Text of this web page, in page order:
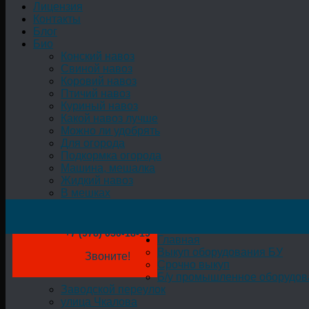
Лицензия
Контакты
Блог
Био
Конский навоз
Свиной навоз
Коровий навоз
Птичий навоз
Куриный навоз
Какой навоз лучше
Можно ли удобрять
Для огорода
Подкормка огорода
Машина, мешалка
Жидкий навоз
В мешках
+7 (978) 050-18-19
Звоните!
Главная
Выкуп оборудования БУ
Срочно выкуп
Б/у промышленное
Заводской переулок
улица Чкалова